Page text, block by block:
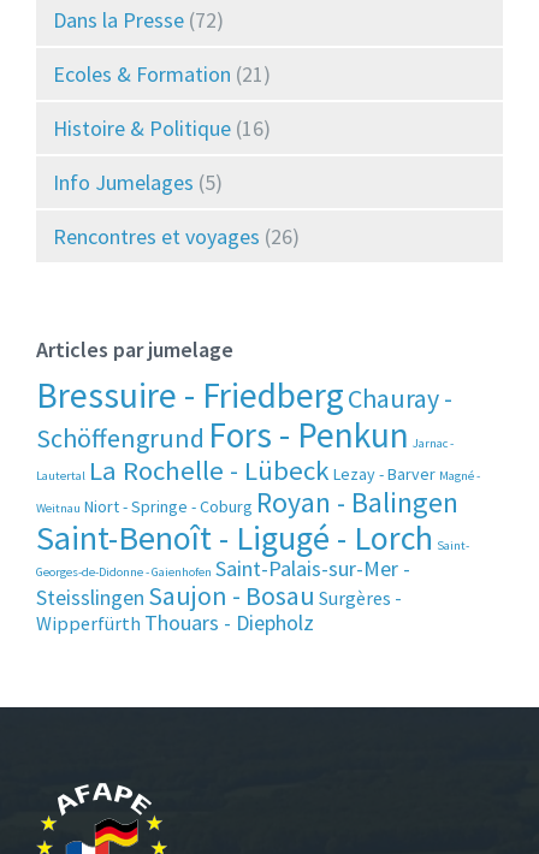
Dans la Presse (72)
Ecoles & Formation (21)
Histoire & Politique (16)
Info Jumelages (5)
Rencontres et voyages (26)
Articles par jumelage
Bressuire - FriedbergChauray -
Schöffengrund Fors - Penkun Jarnac -
Lautertal La Rochelle - Lübeck Lezay - Barver Magné -
Weitnau Niort - Springe - Coburg Royan - Balingen
Saint-Benoît - Ligugé - Lorch Saint-
Georges-de-Didonne - Gaienhofen Saint-Palais-sur-Mer -
Steisslingen Saujon - Bosau Surgères -
Wipperfürth Thouars - Diepholz